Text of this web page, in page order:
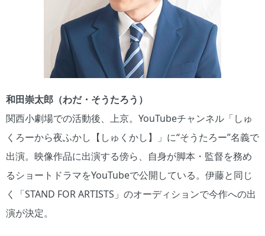
和田崇太郎（わだ・そうたろう）
関西小劇場での活動後、上京。YouTubeチャンネル「しゅ
くろーから夜ふかし【しゅくかし】」に“そうたろー”名義で
出演。映像作品に出演する傍ら、自身が脚本・監督を務め
るショートドラマをYouTubeで公開している。伊藤と同じ
く「STAND FOR ARTISTS」のオーディションで今作への出
演が決定。